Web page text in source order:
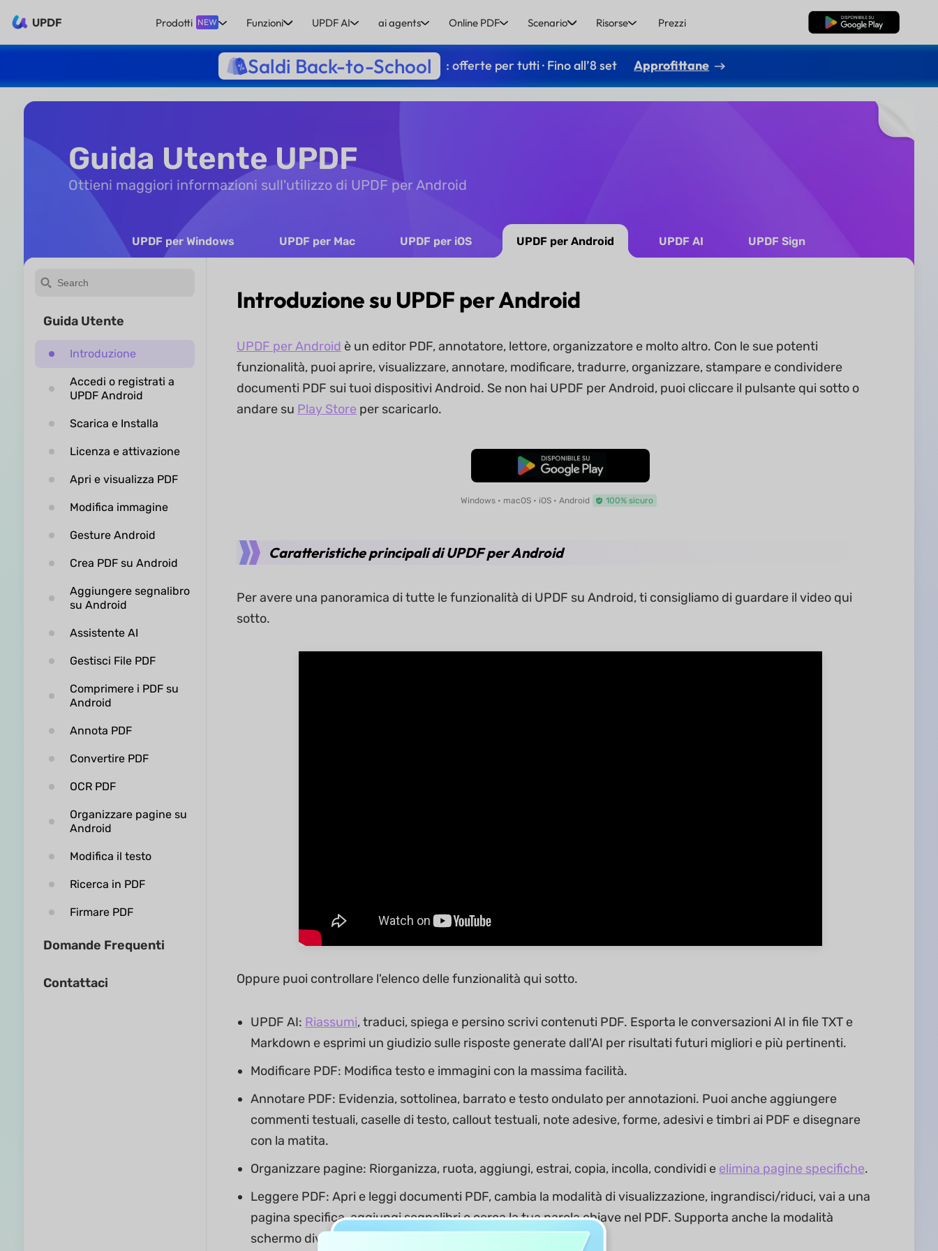
UPDF Prodotti NEW Funzioni UPDF AI ai agents Online PDF Scenario Risorse Prezzi Download Gratis
Saldi Back-to-School : offerte per tutti · Fino all’8 set Approfittane
Guida Utente UPDF
Ottieni maggiori informazioni sull'utilizzo di UPDF per Android
UPDF per Windows UPDF per Mac UPDF per iOS UPDF per Android UPDF AI UPDF Sign
Guida Utente
Introduzione
Accedi o registrati a
UPDF Android
Scarica e Installa
Licenza e attivazione
Apri e visualizza PDF
Modifica immagine
Gesture Android
Crea PDF su Android
Aggiungere segnalibro
su Android
Assistente AI
Gestisci File PDF
Comprimere i PDF su
Android
Annota PDF
Convertire PDF
OCR PDF
Organizzare pagine su
Android
Modifica il testo
Ricerca in PDF
Firmare PDF
Domande Frequenti
Contattaci
Introduzione su UPDF per Android
UPDF per Android è un editor PDF, annotatore, lettore, organizzatore e molto altro. Con le sue potenti
funzionalità, puoi aprire, visualizzare, annotare, modificare, tradurre, organizzare, stampare e condividere
documenti PDF sui tuoi dispositivi Android. Se non hai UPDF per Android, puoi cliccare il pulsante qui sotto o
andare su Play Store per scaricarlo.
Download Gratis
Windows • macOS • iOS • Android 100% sicuro
Caratteristiche principali di UPDF per Android
Per avere una panoramica di tutte le funzionalità di UPDF su Android, ti consigliamo di guardare il video qui
sotto.
Oppure puoi controllare l'elenco delle funzionalità qui sotto.
UPDF AI: Riassumi, traduci, spiega e persino scrivi contenuti PDF. Esporta le conversazioni AI in file TXT e
Markdown e esprimi un giudizio sulle risposte generate dall'AI per risultati futuri migliori e più pertinenti.
Modificare PDF: Modifica testo e immagini con la massima facilità.
Annotare PDF: Evidenzia, sottolinea, barrato e testo ondulato per annotazioni. Puoi anche aggiungere
commenti testuali, caselle di testo, callout testuali, note adesive, forme, adesivi e timbri ai PDF e disegnare
con la matita.
Organizzare pagine: Riorganizza, ruota, aggiungi, estrai, copia, incolla, condividi e elimina pagine specifiche.
Leggere PDF: Apri e leggi documenti PDF, cambia la modalità di visualizzazione, ingrandisci/riduci, vai a una
pagina specifica, aggiungi segnalibri o cerca la tua parola chiave nel PDF. Supporta anche la modalità
schermo diviso.